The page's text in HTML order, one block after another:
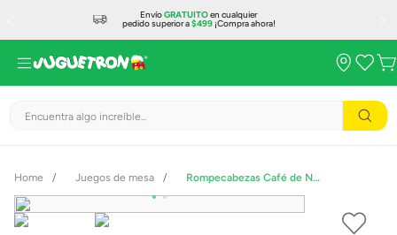
EnvíoGRATUITOen cualquier
pedido superior a$499¡Compra ahora!
Encuentra algo increíble...
Juegos de mesa Rompecabezas Café de Noche Edición Especial de 1000 Piezas